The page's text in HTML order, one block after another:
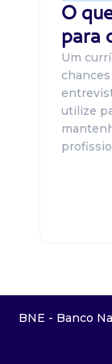
O
para
Um
utilize
BNE - Banco